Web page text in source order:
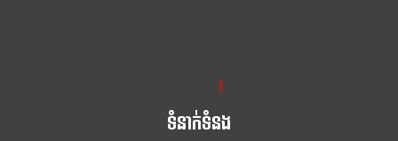
ខ្លឹម ខ្លី រហ័ស
ទំនាក់ទំនង